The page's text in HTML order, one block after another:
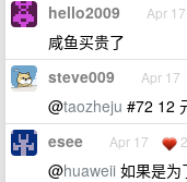
hello2009 Apr 17
咸鱼买贵了
steve009 Apr 17
@taozheju #72 12
esee Apr 17 2
@huaweii 如果是为